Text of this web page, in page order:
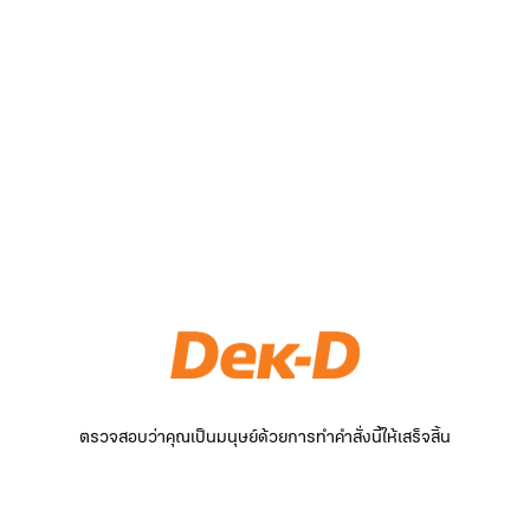
ตรวจสอบว่าคุณเป็นมนุษย์ด้วยการทำคำสั่งนี้ให้เสร็จสิ้น